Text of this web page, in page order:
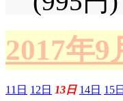
2017年9
11日 12日 13日 14日 15日